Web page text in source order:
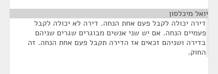
יואל מיכלסון
דירה יכולה לקבל פעם אחת הנחה. דירה לא יכולה לקבל
פעמיים הנחה. אם יש שני אנשים מבוגרים שגרים שניהם
בדירה ושניהם זכאים אז הדירה תקבל פעם אחת הנחה. זה
החוק.